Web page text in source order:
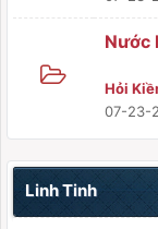
Nước
Hỏi
07-23-
Linh Tinh